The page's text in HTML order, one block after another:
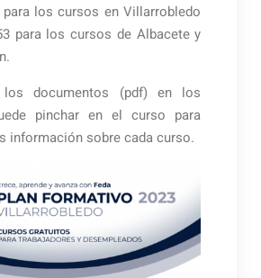
para los cursos en Villarrobledo
para los cursos de Albacete y
los documentos (pdf) en los
pinchar en el curso para
información sobre cada curso.